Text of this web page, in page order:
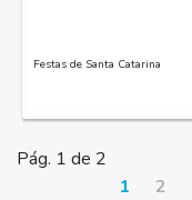
Festas de Santa Catarina
Pág. 1 de 2
1
2